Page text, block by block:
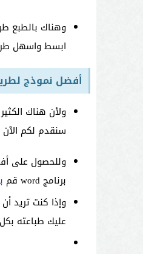
وهناك بالطبع
ابسط واسهل
أفضل نموذج
ولأن هناك
سنقدم لكم الآن
وللحصول على
برنامج word قم
عليك طباعته